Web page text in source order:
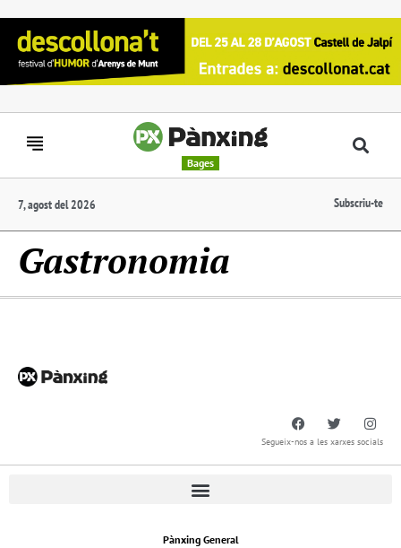
Bages
7, agost del 2026 Subscriu-te
Gastronomia
Segueix-nos a les xarxes socials
Pànxing General